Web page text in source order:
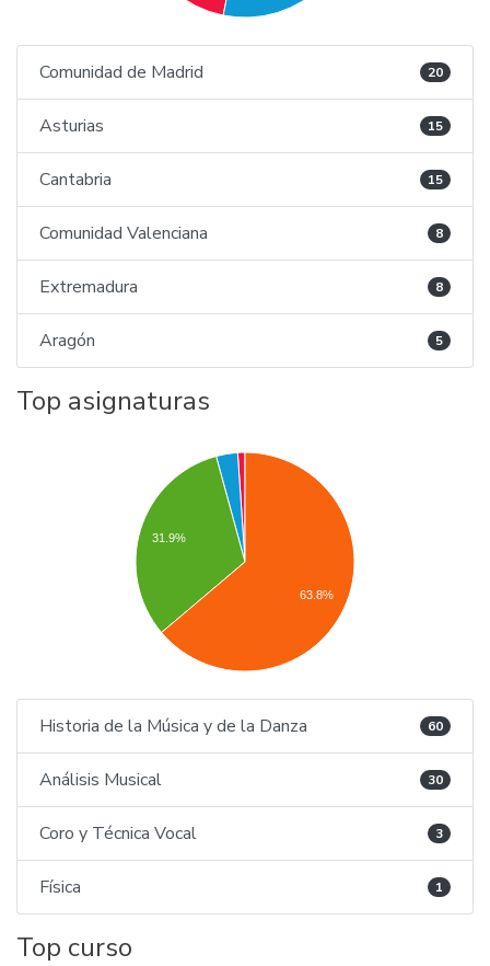
Comunidad de Madrid 20
Asturias 15
Cantabria 15
Comunidad Valenciana 8
Extremadura 8
Aragón 5
Top asignaturas
31.9%
63.8%
Historia de la Música y de la Danza 60
Análisis Musical 30
Coro y Técnica Vocal 3
Física 1
Top curso